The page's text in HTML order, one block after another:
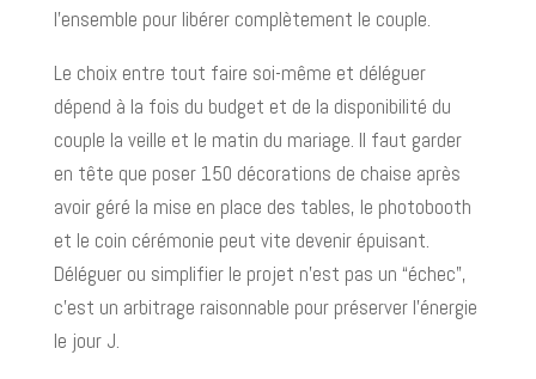
l’ensemble pour libérer complètement le couple.
Le choix entre tout faire soi-même et déléguer
dépend à la fois du budget et de la disponibilité du
couple la veille et le matin du mariage. Il faut garder
en tête que poser 150 décorations de chaise après
avoir géré la mise en place des tables, le photobooth
et le coin cérémonie peut vite devenir épuisant.
Déléguer ou simplifier le projet n’est pas un “échec”,
c’est un arbitrage raisonnable pour préserver l’énergie
le jour J.